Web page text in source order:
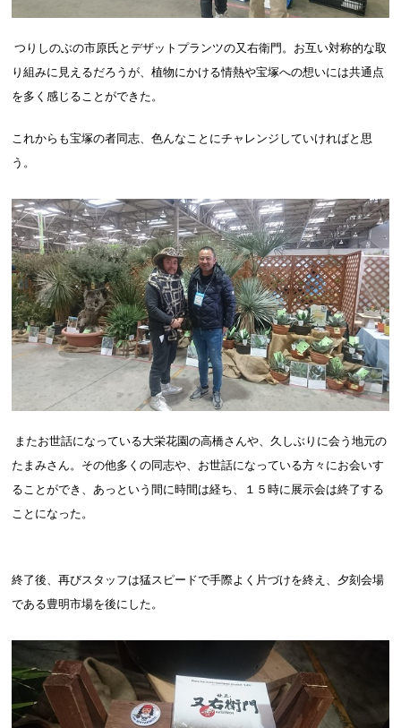
つりしのぶの市原氏とデザットプランツの又右衛門。お互い対称的な取
り組みに見えるだろうが、植物にかける情熱や宝塚への想いには共通点
を多く感じることができた。
これからも宝塚の者同志、色んなことにチャレンジしていければと思
う。
またお世話になっている大栄花園の高橋さんや、久しぶりに会う地元の
たまみさん。その他多くの同志や、お世話になっている方々にお会いす
ることができ、あっという間に時間は経ち、１５時に展示会は終了する
ことになった。
終了後、再びスタッフは猛スピードで手際よく片づけを終え、夕刻会場
である豊明市場を後にした。